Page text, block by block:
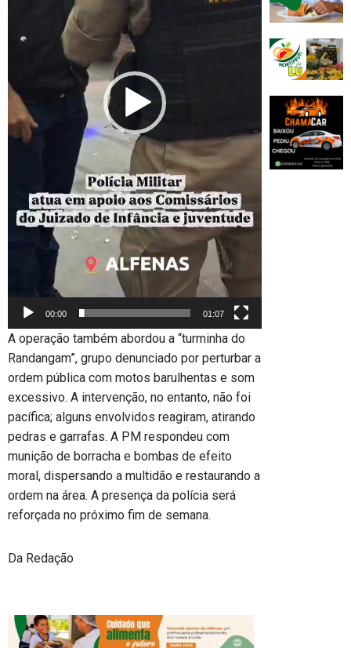
00:00 01:07
A operação também abordou a “turminha do
Randangam”, grupo denunciado por perturbar a
ordem pública com motos barulhentas e som
excessivo. A intervenção, no entanto, não foi
pacífica; alguns envolvidos reagiram, atirando
pedras e garrafas. A PM respondeu com
munição de borracha e bombas de efeito
moral, dispersando a multidão e restaurando a
ordem na área. A presença da polícia será
reforçada no próximo fim de semana.
Da Redação